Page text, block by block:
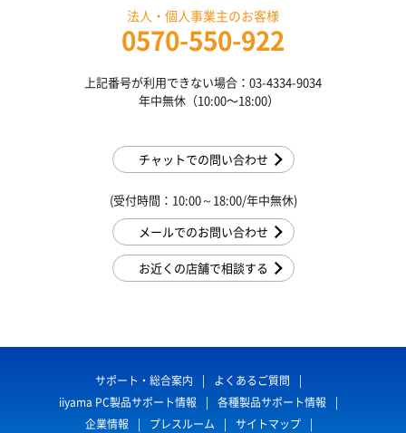
法人・個人事業主のお客様
0570-550-922
上記番号が利用できない場合：03-4334-9034
年中無休（10:00〜18:00）
チャットでの問い合わせ
(受付時間：10:00～18:00/年中無休)
メールでのお問い合わせ
お近くの店舗で相談する
サポート・総合案内
よくあるご質問
iiyama PC製品サポート情報
各種製品サポート情報
企業情報
プレスルーム サイトマップ